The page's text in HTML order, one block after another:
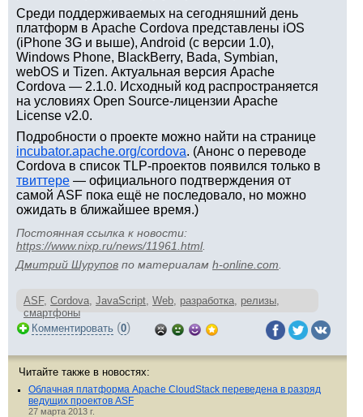
Среди поддерживаемых на сегодняшний день
платформ в Apache Cordova представлены iOS
(iPhone 3G и выше), Android (с версии 1.0),
Windows Phone, BlackBerry, Bada, Symbian,
webOS и Tizen. Актуальная версия Apache
Cordova — 2.1.0. Исходный код распространяется
на условиях Open Source-лицензии Apache
License v2.0.
Подробности о проекте можно найти на странице
incubator.apache.org/cordova. (Анонс о переводе
Cordova в список TLP-проектов появился только в
твиттере — официального подтверждения от
самой ASF пока ещё не последовало, но можно
ожидать в ближайшее время.)
Постоянная ссылка к новости:
https://www.nixp.ru/news/11961.html.
Дмитрий Шурупов по материалам h-online.com
ASF, Cordova, JavaScript, Web, разработка, релизы,
смартфоны
Комментировать (0)
Читайте также в новостях:
Облачная платформа Apache CloudStack переведена в разряд
ведущих проектов ASF
27 марта 2013 г.